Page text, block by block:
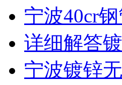
宁波40cr
详细解答
宁波镀锌